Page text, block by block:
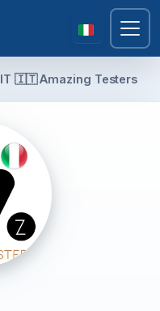
IT 🇮🇹 Amazing Testers